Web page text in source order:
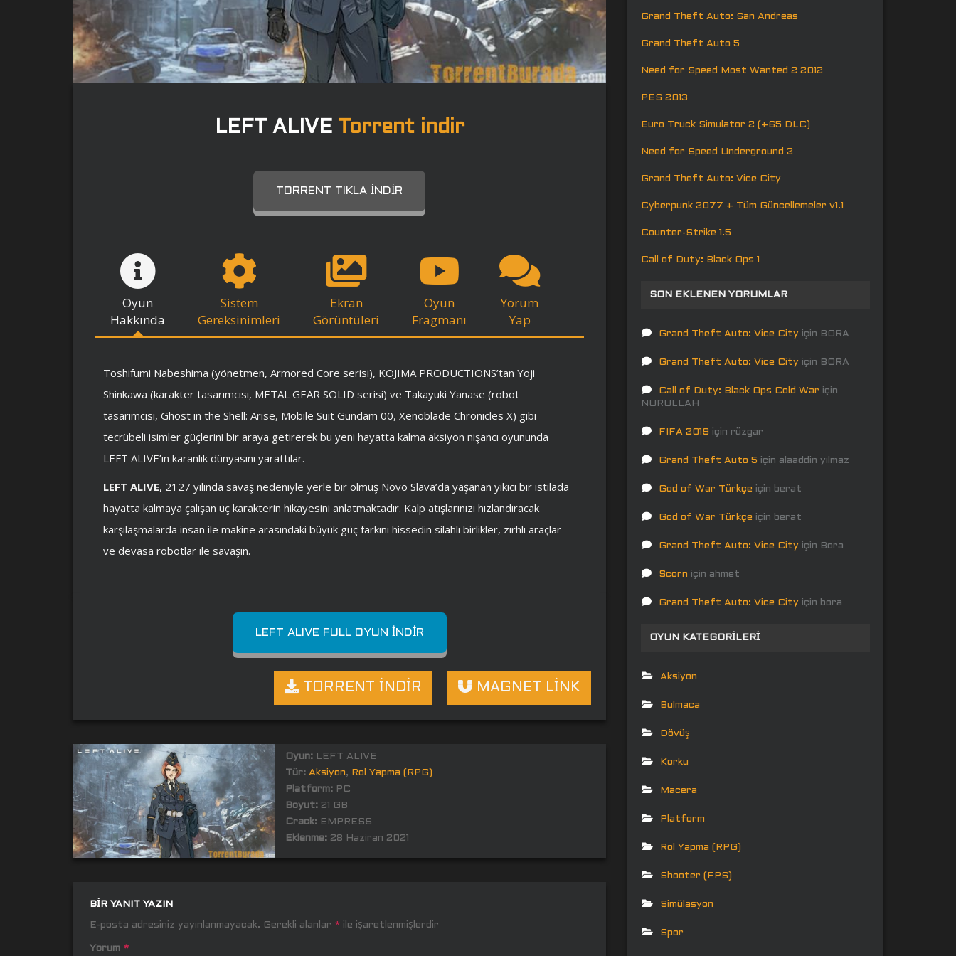
LEFT ALIVE Torrent indir
TORRENT TIKLA İNDIR
Oyun
Hakkında
Sistem
Gereksinimleri
Ekran
Görüntüleri
Oyun
Fragmanı
Yorum
Yap
Toshifumi Nabeshima (yönetmen, Armored Core serisi), KOJIMA PRODUCTIONS’tan Yoji
Shinkawa (karakter tasarımcısı, METAL GEAR SOLID serisi) ve Takayuki Yanase (robot
tasarımcısı, Ghost in the Shell: Arise, Mobile Suit Gundam 00, Xenoblade Chronicles X) gibi
tecrübeli isimler güçlerini bir araya getirerek bu yeni hayatta kalma aksiyon nişancı oyununda
LEFT ALIVE’ın karanlık dünyasını yarattılar.
LEFT ALIVE, 2127 yılında savaş nedeniyle yerle bir olmuş Novo Slava’da yaşanan yıkıcı bir istilada
hayatta kalmaya çalışan üç karakterin hikayesini anlatmaktadır. Kalp atışlarınızı hızlandıracak
karşılaşmalarda insan ile makine arasındaki büyük güç farkını hissedin silahlı birlikler, zırhlı araçlar
ve devasa robotlar ile savaşın.
LEFT ALIVE FULL OYUN İNDIR
MAGNET LİNK
TORRENT İNDİR
Oyun:LEFT ALIVE
Tür: Aksiyon,
Rol Yapma (RPG)
Platform:PC
Boyut:21 GB
Crack:EMPRESS
Eklenme:28 Haziran 2021
BIR YANIT YAZIN
E-posta adresiniz yayınlanmayacak. Gerekli alanlar * ile işaretlenmişlerdir
Yorum *
Grand Theft Auto: San Andreas
Grand Theft Auto 5
Need for Speed Most Wanted 2 2012
PES 2013
Euro Truck Simulator 2 (+65 DLC)
Need for Speed Underground 2
Grand Theft Auto: Vice City
Cyberpunk 2077 + Tüm Güncellemeler v1.1
Counter-Strike 1.5
Call of Duty: Black Ops 1
SON EKLENEN YORUMLAR
Grand Theft Auto: Vice City için BORA
Grand Theft Auto: Vice City için BORA
Call of Duty: Black Ops Cold War için
NURULLAH
FIFA 2019 için rüzgar
Grand Theft Auto 5 için alaaddin yılmaz
God of War Türkçe için berat
God of War Türkçe için berat
Grand Theft Auto: Vice City için Bora
Scorn için ahmet
Grand Theft Auto: Vice City için bora
OYUN KATEGORILERI
Aksiyon
Bulmaca
Dövüş
Korku
Macera
Platform
Rol Yapma (RPG)
Shooter (FPS)
Simülasyon
Spor